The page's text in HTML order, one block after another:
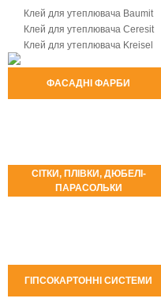
Клей для утеплювача Baumit
Клей для утеплювача Ceresit
Клей для утеплювача Kreisel
ФАСАДНІ ФАРБИ
СІТКИ, ПЛІВКИ, ДЮБЕЛІ-
ПАРАСОЛЬКИ
ГІПСОКАРТОННІ СИСТЕМИ